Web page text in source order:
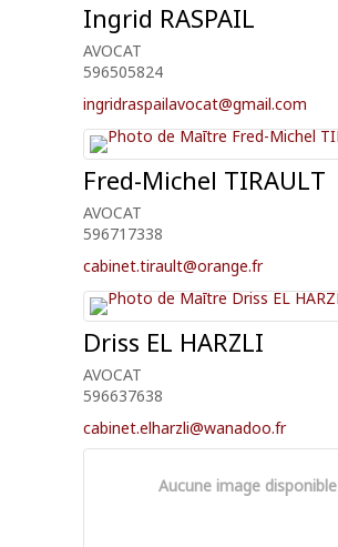
Ingrid RASPAIL
AVOCAT
596505824
ingridraspailavocat@gmail.com
Fred-Michel TIRAULT
AVOCAT
596717338
cabinet.tirault@orange.fr
Driss EL HARZLI
AVOCAT
596637638
cabinet.elharzli@wanadoo.fr
Aucune image disponible